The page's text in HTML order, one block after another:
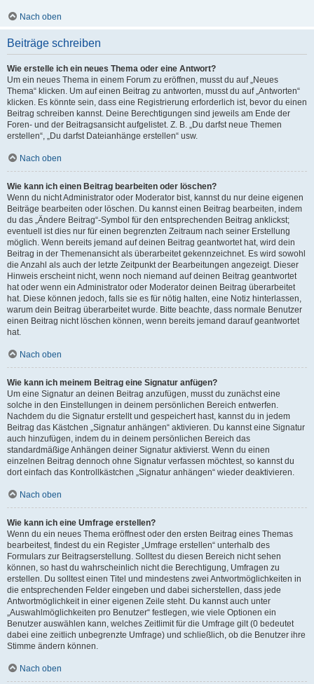
Nach oben
Beiträge schreiben
Wie erstelle ich ein neues Thema oder eine Antwort?
Um ein neues Thema in einem Forum zu eröffnen, musst du auf „Neues
Thema“ klicken. Um auf einen Beitrag zu antworten, musst du auf „Antworten“
klicken. Es könnte sein, dass eine Registrierung erforderlich ist, bevor du einen
Beitrag schreiben kannst. Deine Berechtigungen sind jeweils am Ende der
Foren- und der Beitragsansicht aufgelistet. Z. B. „Du darfst neue Themen
erstellen“, „Du darfst Dateianhänge erstellen“ usw.
Nach oben
Wie kann ich einen Beitrag bearbeiten oder löschen?
Wenn du nicht Administrator oder Moderator bist, kannst du nur deine eigenen
Beiträge bearbeiten oder löschen. Du kannst einen Beitrag bearbeiten, indem
du das „Ändere Beitrag“-Symbol für den entsprechenden Beitrag anklickst;
eventuell ist dies nur für einen begrenzten Zeitraum nach seiner Erstellung
möglich. Wenn bereits jemand auf deinen Beitrag geantwortet hat, wird dein
Beitrag in der Themenansicht als überarbeitet gekennzeichnet. Es wird sowohl
die Anzahl als auch der letzte Zeitpunkt der Bearbeitungen angezeigt. Dieser
Hinweis erscheint nicht, wenn noch niemand auf deinen Beitrag geantwortet
hat oder wenn ein Administrator oder Moderator deinen Beitrag überarbeitet
hat. Diese können jedoch, falls sie es für nötig halten, eine Notiz hinterlassen,
warum dein Beitrag überarbeitet wurde. Bitte beachte, dass normale Benutzer
einen Beitrag nicht löschen können, wenn bereits jemand darauf geantwortet
hat.
Nach oben
Wie kann ich meinem Beitrag eine Signatur anfügen?
Um eine Signatur an deinen Beitrag anzufügen, musst du zunächst eine
solche in den Einstellungen in deinem persönlichen Bereich entwerfen.
Nachdem du die Signatur erstellt und gespeichert hast, kannst du in jedem
Beitrag das Kästchen „Signatur anhängen“ aktivieren. Du kannst eine Signatur
auch hinzufügen, indem du in deinem persönlichen Bereich das
standardmäßige Anhängen deiner Signatur aktivierst. Wenn du einen
einzelnen Beitrag dennoch ohne Signatur verfassen möchtest, so kannst du
dort einfach das Kontrollkästchen „Signatur anhängen“ wieder deaktivieren.
Nach oben
Wie kann ich eine Umfrage erstellen?
Wenn du ein neues Thema eröffnest oder den ersten Beitrag eines Themas
bearbeitest, findest du ein Register „Umfrage erstellen“ unterhalb des
Formulars zur Beitragserstellung. Solltest du diesen Bereich nicht sehen
können, so hast du wahrscheinlich nicht die Berechtigung, Umfragen zu
erstellen. Du solltest einen Titel und mindestens zwei Antwortmöglichkeiten in
die entsprechenden Felder eingeben und dabei sicherstellen, dass jede
Antwortmöglichkeit in einer eigenen Zeile steht. Du kannst auch unter
„Auswahlmöglichkeiten pro Benutzer“ festlegen, wie viele Optionen ein
Benutzer auswählen kann, welches Zeitlimit für die Umfrage gilt (0 bedeutet
dabei eine zeitlich unbegrenzte Umfrage) und schließlich, ob die Benutzer ihre
Stimme ändern können.
Nach oben